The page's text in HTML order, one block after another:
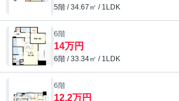
5階 / 34.67㎡ / 1LDK
6階
14万円
6階 / 33.34㎡ / 1LDK
6階
12.2万円